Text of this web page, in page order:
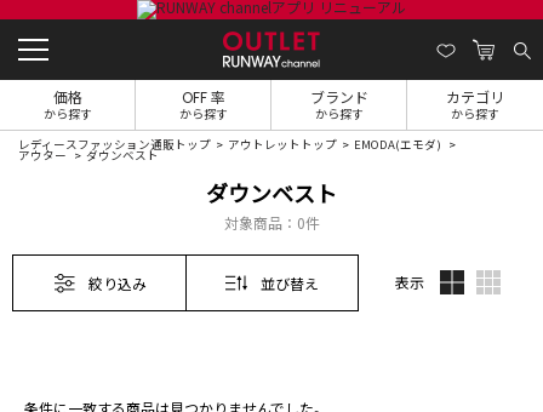
価格
から探す
OFF 率
から探す
ブランド
から探す
カテゴリ
から探す
レディースファッション通販トップ アウトレットトップ EMODA(エモダ)
アウター ダウンベスト
ダウンベスト
対象商品： 0件
絞り込み 並び替え 表示
条件に一致する商品は見つかりませんでした。